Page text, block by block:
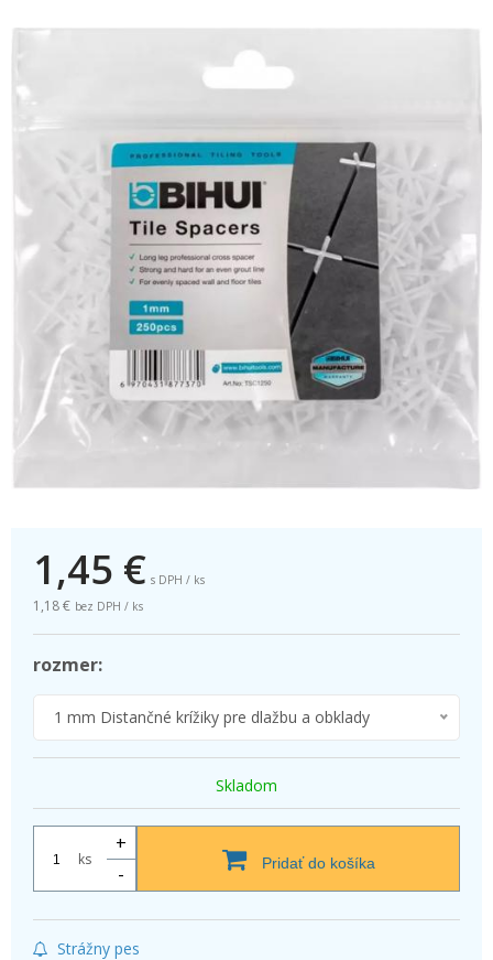
1,45 € s DPH / ks
1,18 € bez DPH / ks
rozmer:
1 mm Distančné krížiky pre dlažbu a obklady
Skladom
ks
+
-
Pridať do košíka
Strážny pes